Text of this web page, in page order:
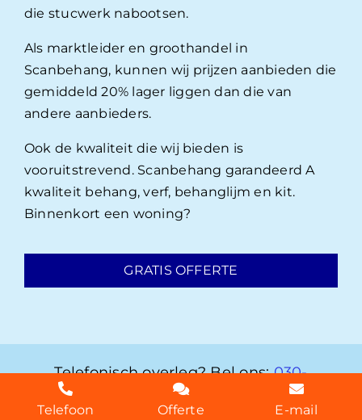
die stucwerk nabootsen.
Als marktleider en groothandel in
Scanbehang, kunnen wij prijzen aanbieden die
gemiddeld 20% lager liggen dan die van
andere aanbieders.
Ook de kwaliteit die wij bieden is
vooruitstrevend. Scanbehang garandeerd A
kwaliteit behang, verf, behanglijm en kit.
Binnenkort een woning?
GRATIS OFFERTE
Telefonisch overleg? Bel ons:030-
2072303
Telefoon Offerte E-mail